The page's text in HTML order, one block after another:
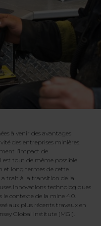
à venir des avantages
des entreprises minières.
l’impact de
est tout de même possible
et long termes de cette
trait à la transition de la
innovations technologiques
contexte de la mine 4.0.
aux plus récents travaux en
Global Institute (MGI).